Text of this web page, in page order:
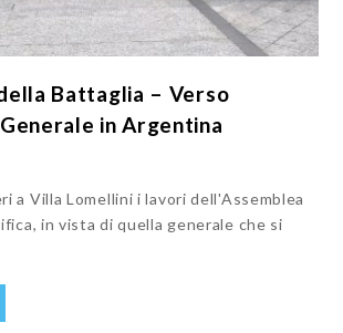
Battaglia – Verso
in Argentina
a Villa Lomellini i lavori dell'Assemblea
in vista di quella generale che si